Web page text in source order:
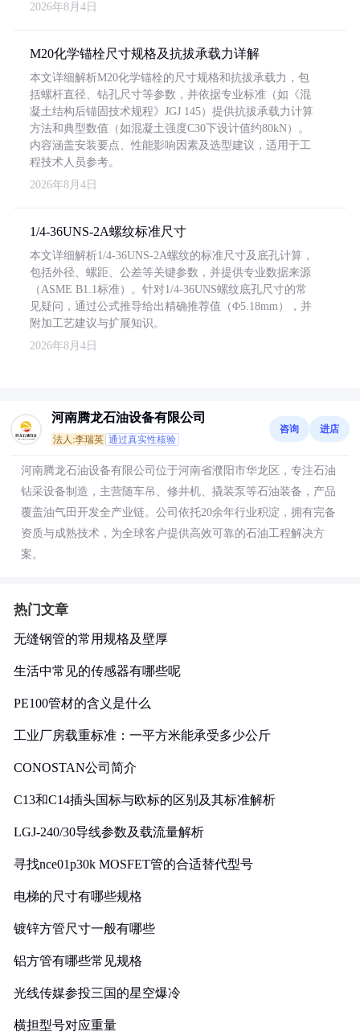
2026年8月4日
M20化学锚栓尺寸规格及抗拔承载力详解
本文详细解析M20化学锚栓的尺寸规格和抗拔承载力，包
括螺杆直径、钻孔尺寸等参数，并依据专业标准（如《混
凝土结构后锚固技术规程》JGJ 145）提供抗拔承载力计算
方法和典型数值（如混凝土强度C30下设计值约80kN）。
内容涵盖安装要点、性能影响因素及选型建议，适用于工
程技术人员参考。
2026年8月4日
1/4-36UNS-2A螺纹标准尺寸
本文详细解析1/4-36UNS-2A螺纹的标准尺寸及底孔计算，
包括外径、螺距、公差等关键参数，并提供专业数据来源
（ASME B1.1标准）。针对1/4-36UNS螺纹底孔尺寸的常
见疑问，通过公式推导给出精确推荐值（Φ5.18mm），并
附加工艺建议与扩展知识。
2026年8月4日
河南腾龙石油设备有限公司
法人:李瑞英 通过真实性核验
咨询 进店
河南腾龙石油设备有限公司位于河南省濮阳市华龙区，专注石油
钻采设备制造，主营随车吊、修井机、撬装泵等石油装备，产品
覆盖油气田开发全产业链。公司依托20余年行业积淀，拥有完备
资质与成熟技术，为全球客户提供高效可靠的石油工程解决方
案。
热门文章
无缝钢管的常用规格及壁厚
生活中常见的传感器有哪些呢
PE100管材的含义是什么
工业厂房载重标准：一平方米能承受多少公斤
CONOSTAN公司简介
C13和C14插头国标与欧标的区别及其标准解析
LGJ-240/30导线参数及载流量解析
寻找nce01p30k MOSFET管的合适替代型号
电梯的尺寸有哪些规格
镀锌方管尺寸一般有哪些
铝方管有哪些常见规格
光线传媒参投三国的星空爆冷
横担型号对应重量